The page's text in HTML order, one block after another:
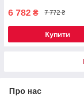
6 782 ₴ 7 772 ₴
Купити
Про нас